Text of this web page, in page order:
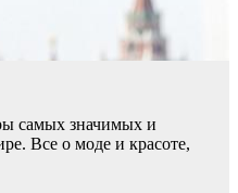
самых значимых и
Все о моде и красоте,